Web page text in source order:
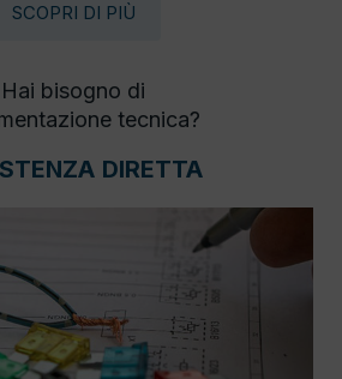
SCOPRI DI PIÙ
Hai bisogno di
tecnica?
DIRETTA